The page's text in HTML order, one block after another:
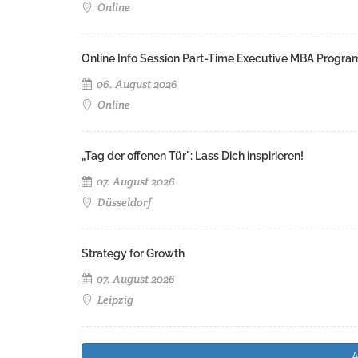
Online
Online Info Session Part-Time Executive MBA
06. August 2026
Online
„Tag der offenen Tür": Lass Dich inspirieren!
07. August 2026
Düsseldorf
Strategy for Growth
07. August 2026
Leipzig